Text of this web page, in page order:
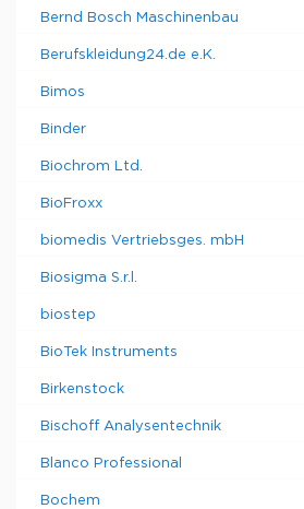
Bernd Bosch Maschinenbau
Berufskleidung24.de e.K.
Bimos
Binder
Biochrom Ltd.
BioFroxx
biomedis Vertriebsges. mbH
Biosigma S.r.l.
biostep
BioTek Instruments
Birkenstock
Bischoff Analysentechnik
Blanco Professional
Bochem